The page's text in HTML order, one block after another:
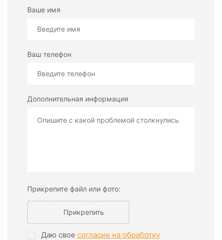
Ваше имя
Ваш телефон
Дополнительная информация
Прикрепите файл или фото:
Прикрепить
Даю свое согласие на обработку